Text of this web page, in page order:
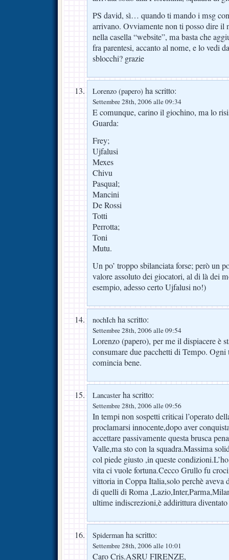
PS david, sì… quando ti mando i msg
arrivano. Ovviamente non ti posso dire il
nella casella “website”, ma basta che
fra parentesi, accanto al nome, e lo vedi
sblocchi? grazie
Lorenzo (papero) ha scritto:
Settembre 28th, 2006 alle 09:34
E comunque, carino il giochino, ma lo
Guarda:
Frey;
Ujfalusi
Mexes
Chivu
Pasqual;
Mancini
De Rossi
Totti
Perrotta;
Toni
Mutu.
Un po’ troppo sbilanciata forse; però un
valore assoluto dei giocatori, al di là dei
esempio, adesso certo Ujfalusi no!)
nochIch ha scritto:
Settembre 28th, 2006 alle 09:54
Lorenzo (papero), per me il dispiacere è
consumare due pacchetti di Tempo. Ogni
comincia bene.
Lancaster ha scritto:
Settembre 28th, 2006 alle 09:56
In tempi non sospetti criticai l’operato
proclamarsi innocente,dopo aver
accettare passivamente questa brusca
Valle,ma sto con la squadra.Massima
col piede giusto ,in queste
vita ci vuole fortuna.Cecco Grullo fu
vittoria in Coppa Italia,solo perchè aveva
di quelli di Roma
ultime indiscrezioni,è addirittura
Spiderman ha scritto:
Settembre 28th, 2006 alle 10:01
Caro Cris.ASRU FIRENZE,